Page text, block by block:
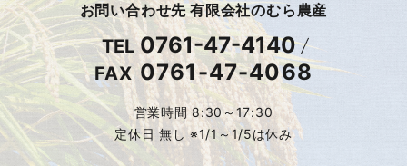
お問い合わせ先 有限会社のむら農産
TEL 0761-47-4140
FAX0761-47-4068
営業時間 8:30～17:30
定休日 無し ※1/1～1/5は休み